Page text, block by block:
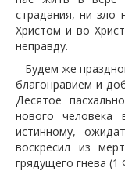
страдания, ни зло
Христом и во
неправду.
Будем же
благонравием и
Десятое
нового
истинному,
воскресил из
грядущего гнева (1